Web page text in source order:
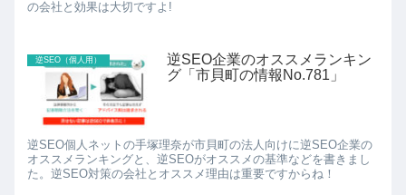
の会社と効果は大切ですよ!
逆SEO（個人用）
逆SEO企業のオススメランキン
グ「市貝町の情報No.781」
逆SEO個人ネットの手塚理奈が市貝町の法人向けに逆SEO企業の
オススメランキングと、逆SEOがオススメの基準などを書きまし
た。逆SEO対策の会社とオススメ理由は重要ですからね！